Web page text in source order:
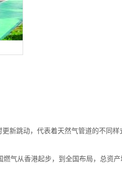
新跳动，代表着天然气管道的不同
从香港起步，到全国布局，总资产